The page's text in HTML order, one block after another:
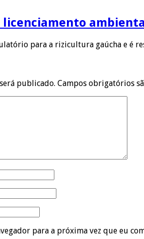
licenciamento
para a rizicultura gaúcha e é
publicado. Campos obrigatórios
para a próxima vez que eu